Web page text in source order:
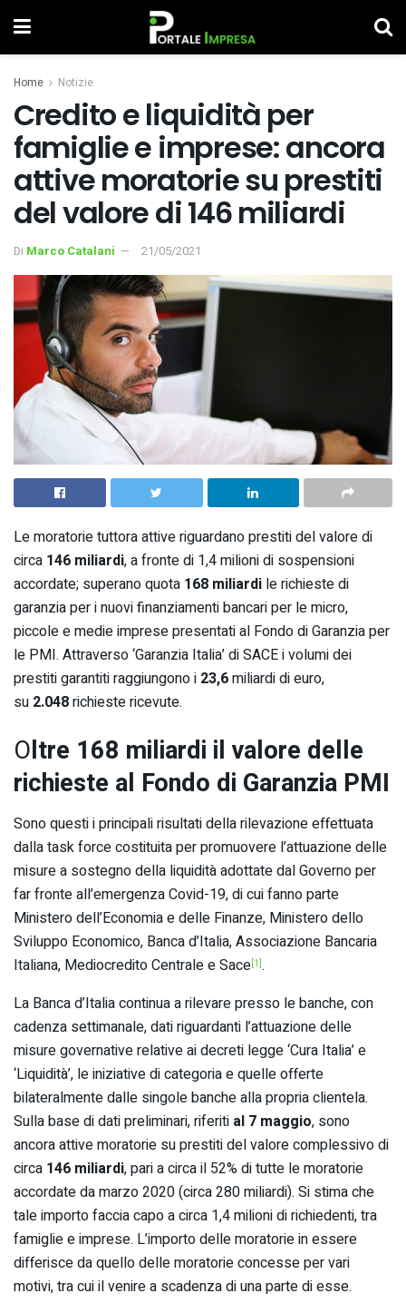
Home Notizie
Credito e liquidità per
famiglie e imprese: ancora
attive moratorie su prestiti
del valore di 146 miliardi
Di Marco Catalani 21/05/2021
Le moratorie tuttora attive riguardano prestiti del valore di
circa 146 miliardi, a fronte di 1,4 milioni di sospensioni
accordate; superano quota 168 miliardi le richieste di
garanzia per i nuovi finanziamenti bancari per le micro,
piccole e medie imprese presentati al Fondo di Garanzia per
le PMI. Attraverso ‘Garanzia Italia’ di SACE i volumi dei
prestiti garantiti raggiungono i 23,6miliardi di euro,
su 2.048richieste ricevute.
Oltre 168 miliardi il valore delle
richieste al Fondo di Garanzia PMI
Sono questi i principali risultati della rilevazione effettuata
dalla task force costituita per promuovere l’attuazione delle
misure a sostegno della liquidità adottate dal Governo per
far fronte all’emergenza Covid-19, di cui fanno parte
Ministero dell’Economia e delle Finanze, Ministero dello
Sviluppo Economico, Banca d’Italia, Associazione Bancaria
Italiana, Mediocredito Centrale e Sace [1] .
La Banca d’Italia continua a rilevare presso le banche, con
cadenza settimanale, dati riguardanti l’attuazione delle
misure governative relative ai decreti legge ‘Cura Italia’ e
‘Liquidità’, le iniziative di categoria e quelle offerte
bilateralmente dalle singole banche alla propria clientela.
Sulla base di dati preliminari, riferiti al 7 maggio, sono
ancora attive moratorie su prestiti del valore complessivo di
circa 146 miliardi, pari a circa il 52% di tutte le moratorie
accordate da marzo 2020 (circa 280 miliardi). Si stima che
tale importo faccia capo a circa 1,4 milioni di richiedenti, tra
famiglie e imprese. L’importo delle moratorie in essere
differisce da quello delle moratorie concesse per vari
motivi, tra cui il venire a scadenza di una parte di esse.